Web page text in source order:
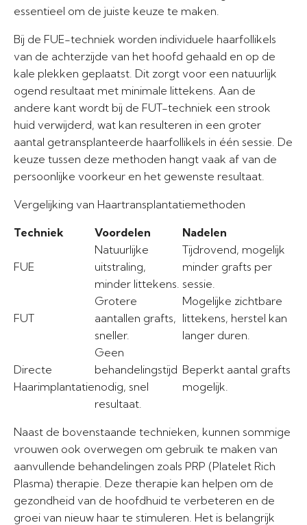
essentieel om de juiste keuze te maken.
Bij de FUE-techniek worden individuele haarfollikels
van de achterzijde van het hoofd gehaald en op de
kale plekken geplaatst. Dit zorgt voor een natuurlijk
ogend resultaat met minimale littekens. Aan de
andere kant wordt bij de FUT-techniek een strook
huid verwijderd, wat kan resulteren in een groter
aantal getransplanteerde haarfollikels in één sessie. De
keuze tussen deze methoden hangt vaak af van de
persoonlijke voorkeur en het gewenste resultaat.
Vergelijking van Haartransplantatiemethoden
Techniek Voordelen Nadelen
FUE
Natuurlijke
uitstraling,
minder littekens.
Tijdrovend, mogelijk
minder grafts per
sessie.
FUT
Grotere
aantallen grafts,
sneller.
Mogelijke zichtbare
littekens, herstel kan
langer duren.
Directe
Haarimplantatie
Geen
behandelingstijd
nodig, snel
resultaat.
Beperkt aantal grafts
mogelijk.
Naast de bovenstaande technieken, kunnen sommige
vrouwen ook overwegen om gebruik te maken van
aanvullende behandelingen zoals PRP (Platelet Rich
Plasma) therapie. Deze therapie kan helpen om de
gezondheid van de hoofdhuid te verbeteren en de
groei van nieuw haar te stimuleren. Het is belangrijk